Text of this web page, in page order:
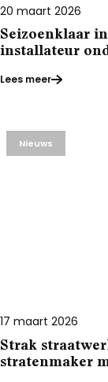
20 maart 2026
Seizoenklaar
installateur
Lees meer
17 maart 2026
Strak
stratenmaker
Nieuws